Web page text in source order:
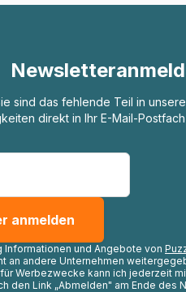
sind das fehlende Teil in
direkt in Ihr E-Mail-
Informationen und Angebote von
an andere Unternehmen
Werbezwecke kann ich jederzeit
den Link „Abmelden" am Ende des